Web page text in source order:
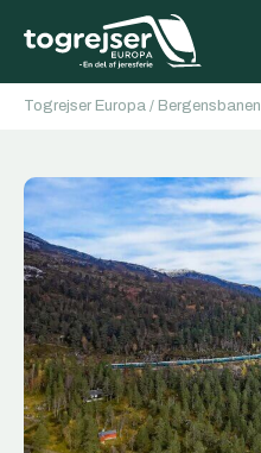
Togrejser Europa / Bergensbanen